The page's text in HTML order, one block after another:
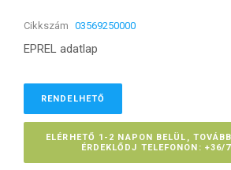
Cikkszám 03569250000
EPREL adatlap
RENDELHETŐ
ELÉRHETŐ 1-2 NAPON BELÜL,
ÉRDEKLŐDJ TELEFONON: